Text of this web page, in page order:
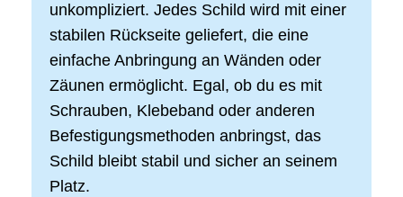
unkompliziert. Jedes Schild wird mit einer
stabilen Rückseite geliefert, die eine
einfache Anbringung an Wänden oder
Zäunen ermöglicht. Egal, ob du es mit
Schrauben, Klebeband oder anderen
Befestigungsmethoden anbringst, das
Schild bleibt stabil und sicher an seinem
Platz.